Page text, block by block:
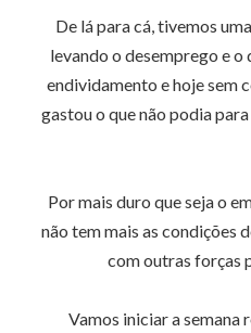
De lá para cá, tivemos
levando o desemprego e
endividamento e hoje sem
gastou o que não podia
Por mais duro que seja o
não tem mais as condições
com outras forças
Vamos iniciar a semana